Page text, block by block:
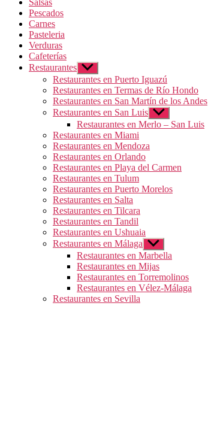
Salsas
Pescados
Carnes
Pasteleria
Verduras
Cafeterías
Restaurantes Mostrar
el
submenú
Restaurantes en Puerto Iguazú
Restaurantes en Termas de Río Hondo
Restaurantes en San Martín de los Andes
Restaurantes en San Luis Mostrar
el
submenú
Restaurantes en Merlo – San Luis
Restaurantes en Miami
Restaurantes en Mendoza
Restaurantes en Orlando
Restaurantes en Playa del Carmen
Restaurantes en Tulum
Restaurantes en Puerto Morelos
Restaurantes en Salta
Restaurantes en Tilcara
Restaurantes en Tandil
Restaurantes en Ushuaia
Restaurantes en Málaga Mostrar
el
submenú
Restaurantes en Marbella
Restaurantes en Mijas
Restaurantes en Torremolinos
Restaurantes en Vélez-Málaga
Restaurantes en Sevilla